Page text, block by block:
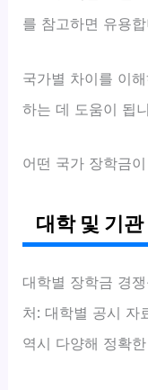
를 참고하면 유용
국가별 차이를 이
하는 데 도움이 됩
어떤 국가 장학금
대학 및 기
대학별 장학금 경
처: 대학별 공시 자
역시 다양해 정확